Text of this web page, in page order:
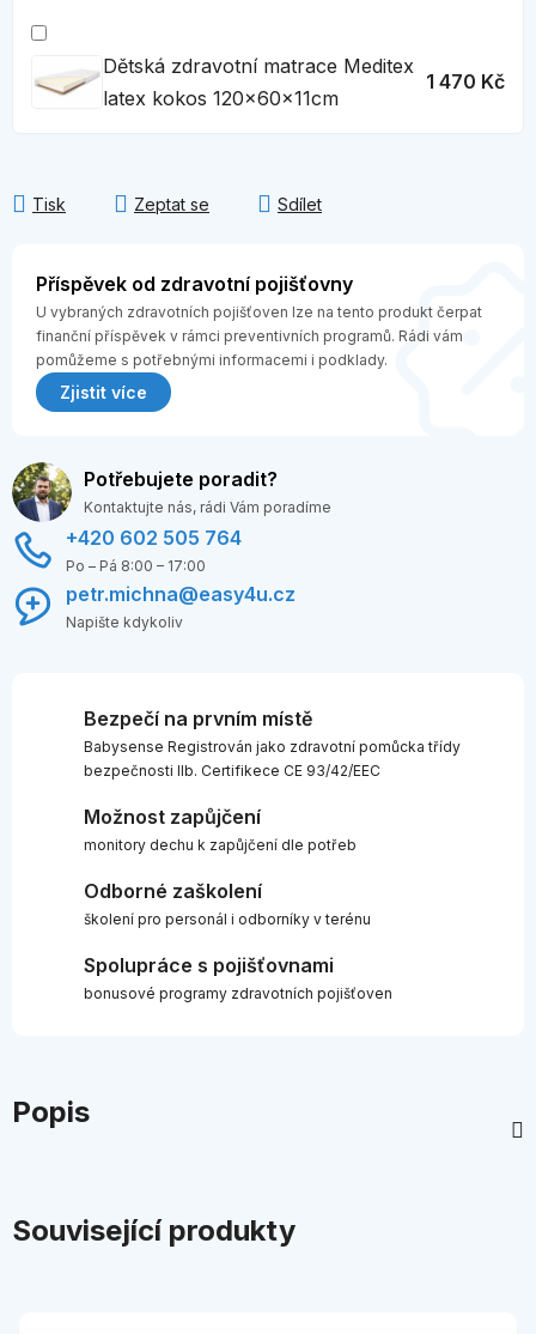
Dětská zdravotní matrace Meditex
latex kokos 120x60x11cm
1 470 Kč
Tisk Zeptat se Sdílet
Příspěvek od zdravotní pojišťovny
U vybraných zdravotních pojišťoven lze na tento produkt čerpat
finanční příspěvek v rámci preventivních programů. Rádi vám
pomůžeme s potřebnými informacemi i podklady.
Zjistit více
Potřebujete poradit?
Kontaktujte nás, rádi Vám poradíme
+420 602 505 764
Po – Pá 8:00 – 17:00
petr.michna@easy4u.cz
Napište kdykoliv
Bezpečí na prvním místě
Babysense Registrován jako zdravotní pomůcka třídy
bezpečnosti IIb. Certifikece CE 93/42/EEC
Možnost zapůjčení
monitory dechu k zapůjčení dle potřeb
Odborné zaškolení
školení pro personál i odborníky v terénu
Spolupráce s pojišťovnami
bonusové programy zdravotních pojišťoven
Popis
Související produkty